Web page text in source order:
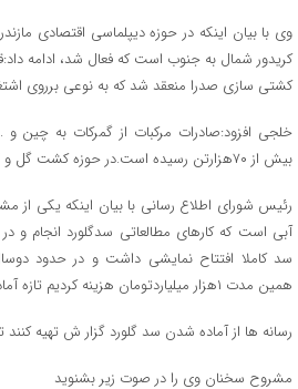
وی با بیان اینکه در حوزه دیپلماسی اقتصادی
کریدور شمال به جنوب است که فعال شد، ادامه
کشتی سازی صدرا منعقد شد که به نوعی برروی
بیش از ۷۰هزارتن رسیده است.در حوزه کشت گل و گیاه ۲۴درصد رشد داشت
رئیس شورای اطلاع رسانی با بیان اینکه یکی از
سد کاملا افتتاح نمایشی داشت و در حدود
همین مدت ۱هزار میلیاردتومان هزینه کردیم تازه آماده افتتاح شده است
رسانه ها از آماده شدن سد گلورد گزار ش تهیه
مشروح سخنان وی را در صوت زیر بشنوید